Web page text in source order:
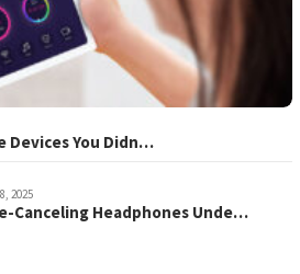
Devices You Didn…
2025
Canceling Headphones Unde…